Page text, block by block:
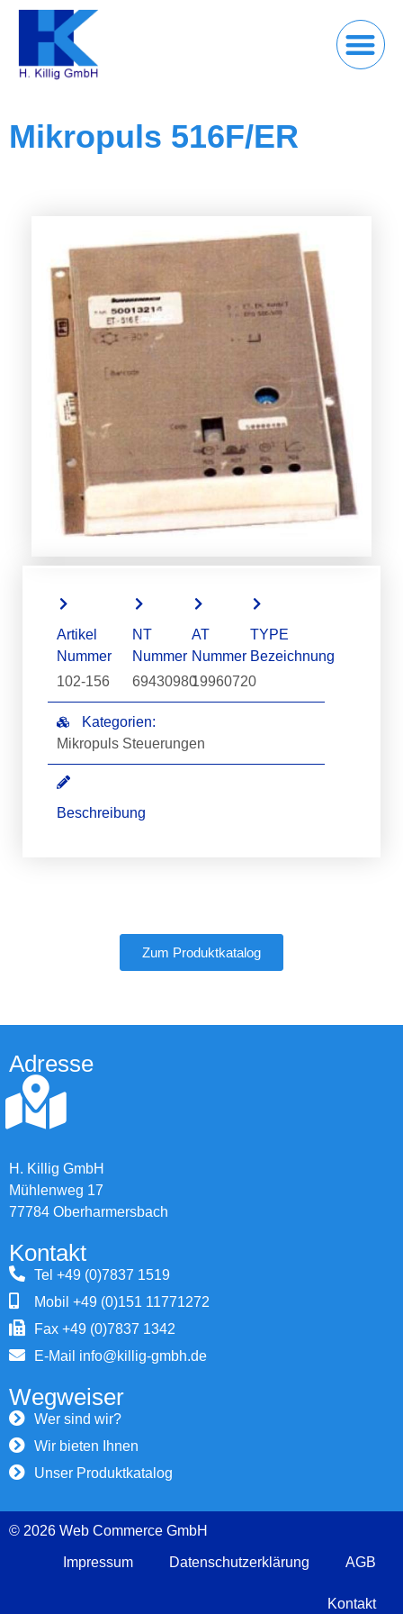
Mikropuls 516F/ER
Artikel
Nummer
102-156
NT
Nummer
69430980
AT
Nummer
19960720
TYPE
Bezeichnung
Kategorien:
Mikropuls Steuerungen
Beschreibung
Zum Produktkatalog
Adresse
H. Killig GmbH
Mühlenweg 17
77784 Oberharmersbach
Kontakt
Tel +49 (0)7837 1519
Mobil +49 (0)151 11771272
Fax +49 (0)7837 1342
E-Mail info@killig-gmbh.de
Wegweiser
Wer sind wir?
Wir bieten Ihnen
Unser Produktkatalog
© 2026 Web Commerce GmbH
Impressum Datenschutzerklärung AGB
Kontakt